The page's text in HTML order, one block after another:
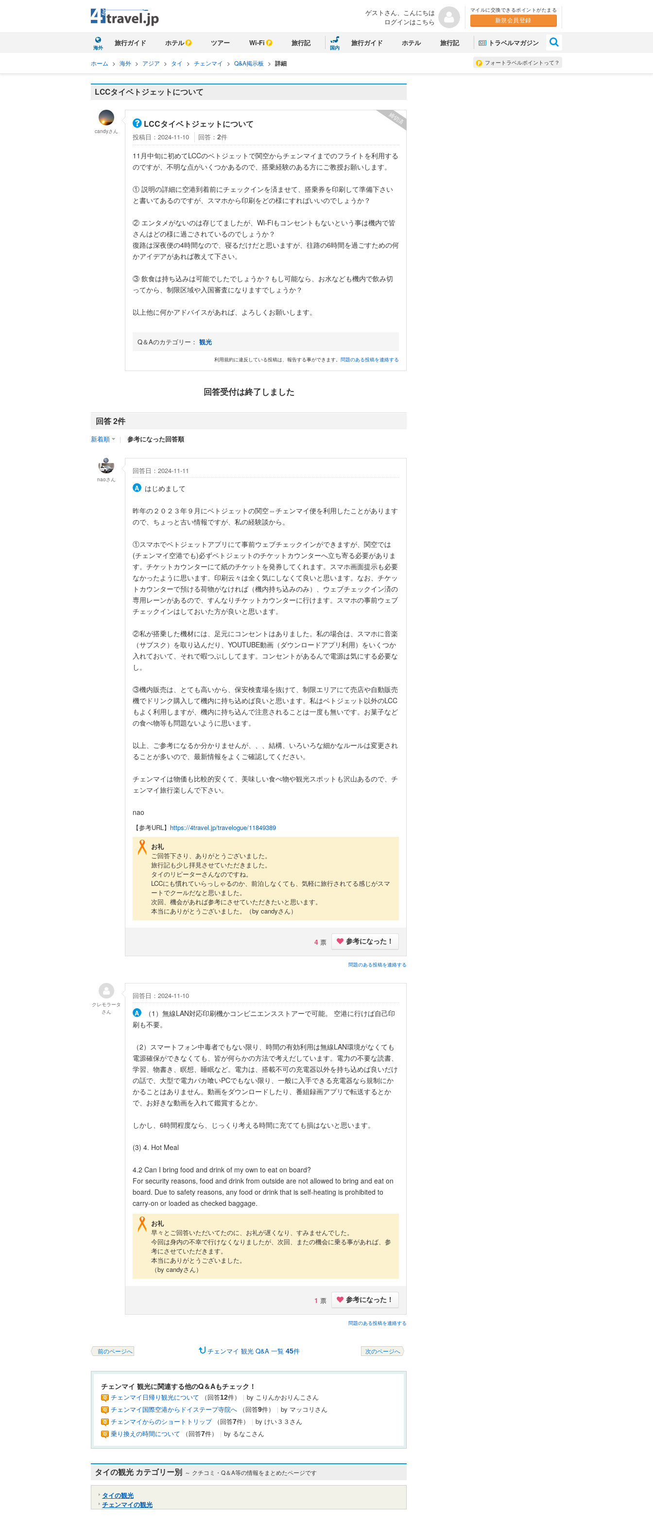
ゲストさん、こんにちは
ログインはこちら
マイルに交換できるポイントがたまる
新規会員登録
海外
旅行ガイド ホテル ツアー Wi-Fi 旅行記
国内
旅行ガイド ホテル 旅行記 トラベルマガジン
フォートラベルポイントって？
ホーム > 海外 > アジア > タイ > チェンマイ > Q&A掲示板 > 詳細
LCCタイベトジェットについて
LCCタイベトジェットについて
投稿日：2024-11-10 回答： 2件
締切済
11月中旬に初めてLCCのベトジェットで関空からチェンマイまでのフライトを利用する
のですが、不明な点がいくつかあるので、搭乗経験のある方にご教授お願いします。
① 説明の詳細に空港到着前にチェックインを済ませて、搭乗券を印刷して準備下さい
と書いてあるのですが、スマホから印刷をどの様にすればいいのでしょうか？
② エンタメがないのは存じてましたが、Wi-Fiもコンセントもないという事は機内で皆
さんはどの様に過ごされているのでしょうか？
復路は深夜便の4時間なので、寝るだけだと思いますが、往路の6時間を過ごすための何
かアイデアがあれば教えて下さい。
③ 飲食は持ち込みは可能でしたでしょうか？もし可能なら、お水なども機内で飲み切
ってから、制限区域や入国審査になりますでしょうか？
以上他に何かアドバイスがあれば、よろしくお願いします。
Q＆Aのカテゴリー： 観光
利用規約に違反している投稿は、報告する事ができます。 問題のある投稿を連絡する
candyさん
回答受付は終了しました
回答 2件
新着順 ｜ 参考になった回答順
回答日：2024-11-11
はじめまして
昨年の２０２３年９月にベトジェットの関空⇔チェンマイ便を利用したことがあります
ので、ちょっと古い情報ですが、私の経験談から。
①スマホでベトジェットアプリにて事前ウェブチェックインができますが、関空では
(チェンマイ空港でも)必ずベトジェットのチケットカウンターへ立ち寄る必要がありま
す。チケットカウンターにて紙のチケットを発券してくれます。スマホ画面提示も必要
なかったように思います。印刷云々は全く気にしなくて良いと思います。なお、チケッ
トカウンターで預ける荷物がなければ（機内持ち込みのみ）、ウェブチェックイン済の
専用レーンがあるので、すんなりチケットカウンターに行けます。スマホの事前ウェブ
チェックインはしておいた方が良いと思います。
②私が搭乗した機材には、足元にコンセントはありました。私の場合は、スマホに音楽
（サブスク）を取り込んだり、YOUTUBE動画（ダウンロードアプリ利用）をいくつか
入れておいて、それで暇つぶししてます。コンセントがあるんで電源は気にする必要な
し。
③機内販売は、とても高いから、保安検査場を抜けて、制限エリアにて売店や自動販売
機でドリンク購入して機内に持ち込めば良いと思います。私はベトジェット以外のLCC
もよく利用しますが、機内に持ち込んで注意されることは一度も無いです。お菓子など
の食べ物等も問題ないように思います。
以上、ご参考になるか分かりませんが、、、結構、いろいろな細かなルールは変更され
ることが多いので、最新情報をよくご確認してください。
チェンマイは物価も比較的安くて、美味しい食べ物や観光スポットも沢山あるので、チ
ェンマイ旅行楽しんで下さい。
nao
【参考URL】 https://4travel.jp/travelogue/11849389
お礼
ご回答下さり、ありがとうございました。
旅行記も少し拝見させていただきました。
タイのリピーターさんなのですね。
LCCにも慣れていらっしゃるのか、前泊しなくても、気軽に旅行されてる感じがスマ
ートでクールだなと思いました。
次回、機会があれば参考にさせていただきたいと思います。
本当にありがとうございました。
（by candyさん）
4 票 参考になった！
問題のある投稿を連絡する
naoさん
回答日：2024-11-10
（1）無線LAN対応印刷機かコンビニエンスストアーで可能。 空港に行けば自己印
刷も不要。
（2）スマートフォン中毒者でもない限り、時間の有効利用は無線LAN環境がなくても
電源確保ができなくても、皆が何らかの方法で考えだしています。電力の不要な読書、
学習、物書き、瞑想、睡眠など。電力は、搭載不可の充電器以外を持ち込めば良いだけ
の話で、大型で電力バカ喰いPCでもない限り、一般に入手できる充電器なら規制にか
かることはありません。動画をダウンロードしたり、番組録画アプリで転送するとか
で、お好きな動画を入れて鑑賞するとか。
しかし、6時間程度なら、じっくり考える時間に充てても損はないと思います。
(3) 4. Hot Meal
4.2 Can I bring food and drink of my own to eat on board?
For security reasons, food and drink from outside are not allowed to bring and eat on
board. Due to safety reasons, any food or drink that is self-heating is prohibited to
carry-on or loaded as checked baggage.
お礼
早々とご回答いただいてたのに、お礼が遅くなり、すみませんでした。
今回は身内の不幸で行けなくなりましたが、次回、またの機会に乗る事があれば、参
考にさせていただきます。
本当にありがとうございました。
（by candyさん）
1 票 参考になった！
問題のある投稿を連絡する
クレモラータ
さん
チェンマイ 観光 Q&A 一覧 45件
前のページへ 次のページへ
チェンマイ 観光に関連する他のQ＆Aもチェック！
チェンマイ日帰り観光について （回答12件） ｜ by こりんかおりんこさん
チェンマイ国際空港からドイステープ寺院へ （回答9件） ｜ by マッコリさん
チェンマイからのショートトリップ（回答7件） ｜ by けい３３さん
乗り換えの時間について （回答7件） ｜ by るなこさん
タイの観光 カテゴリー別 ～ クチコミ・Q＆A等の情報をまとめたページです
タイの観光
チェンマイの観光